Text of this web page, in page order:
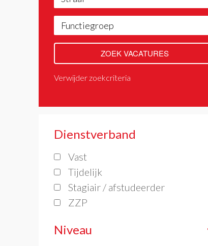
Verwijder zoekcriteria
Dienstverband
Vast
Tijdelijk
Stagiair / afstudeerder
ZZP
Niveau